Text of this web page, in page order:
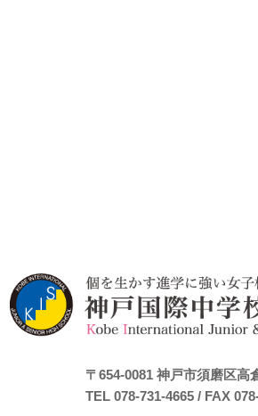
〒654-0081 神戸市須磨区高
TEL 078-731-4665/ FAX